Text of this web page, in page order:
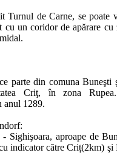
Turnul de Carne, se poate
cu un coridor de apărare cu
parte din comuna
Criţ, în zona
anul 1289.
Sighişoara, aproape de
indicator către Criț(2km) şi